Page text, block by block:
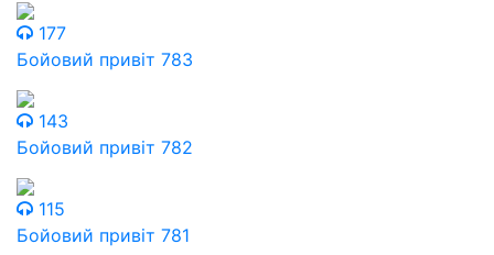
177
Бойовий привіт 783
143
Бойовий привіт 782
115
Бойовий привіт 781